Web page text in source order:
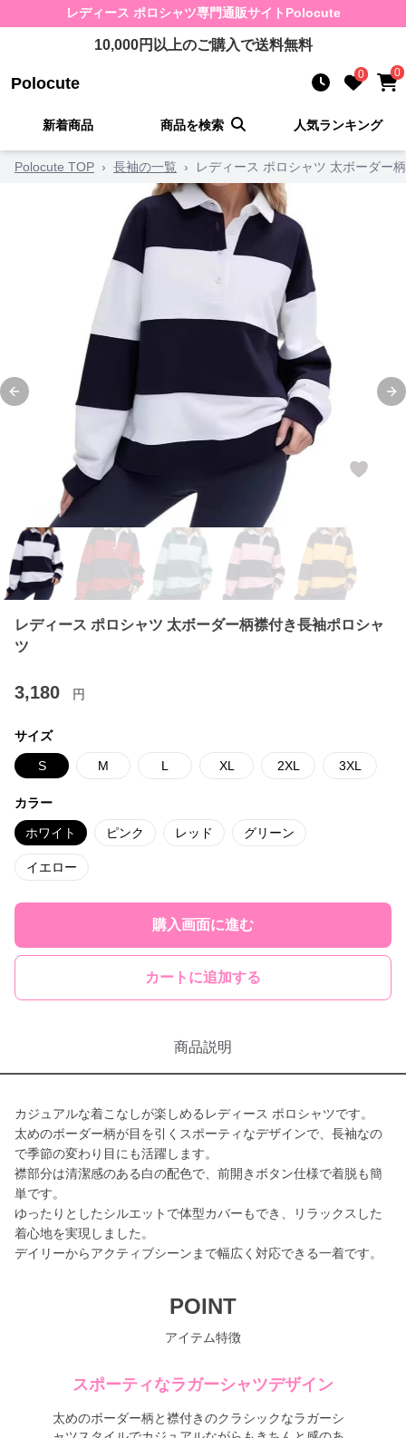
レディース ポロシャツ専門通販サイト Polocute
10,000円以上のご購入で送料無料
Polocute 0 0
新着商品 商品を検索 人気ランキング
Polocute TOP › 長袖の一覧 › レディース ポロシャツ 太ボーダー
Previous slide
レディース ポロシャツ 太ボーダー柄襟付き長袖ポロシャ
ツ
3,180 円
サイズ
S M L XL 2XL 3XL
カラー
ホワイト ピンク レッド グリーン
イエロー
購入画面に進む
カートに追加する
商品説明
カジュアルな着こなしが楽しめるレディース ポロシャツです。
太めのボーダー柄が目を引くスポーティなデザインで、長袖なの
で季節の変わり目にも活躍します。
襟部分は清潔感のある白の配色で、前開きボタン仕様で着脱も簡
単です。
ゆったりとしたシルエットで体型カバーもでき、リラックスした
着心地を実現しました。
デイリーからアクティブシーンまで幅広く対応できる一着です。
POINT
アイテム特徴
スポーティなラガーシャツデザイン
太めのボーダー柄と襟付きのクラシックなラガーシ